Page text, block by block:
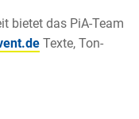
bietet das PiA-Team
Texte, Ton-